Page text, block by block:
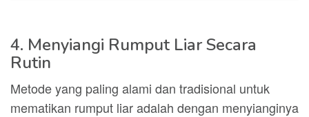
4. Menyiangi Rumput Liar Secara
Rutin
Metode yang paling alami dan tradisional untuk
mematikan rumput liar adalah dengan menyianginya